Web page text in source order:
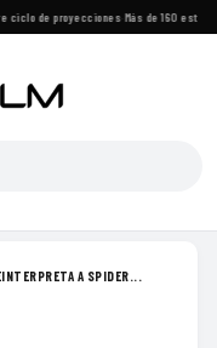
ciclo de proyecciones·Más de 160
A SPIDER...